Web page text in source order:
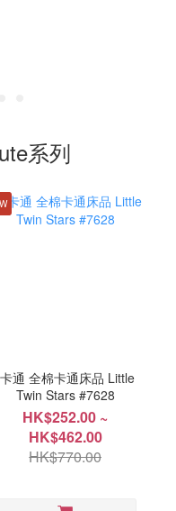
系列
通 全棉卡通床品 Little
Twin Stars #7628
HK$252.00 ~
HK$462.00
HK$770.00